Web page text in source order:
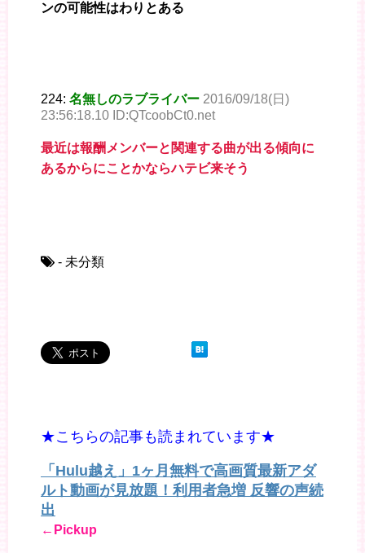
ンの可能性はわりとある
224: 名無しのラブライバー 2016/09/18(日)
23:56:18.10 ID:QTcoobCt0.net
最近は報酬メンバーと関連する曲が出る傾向に
あるからにことかならハテビ来そう
- 未分類
★こちらの記事も読まれています★
「Hulu越え」1ヶ月無料で高画質最新アダ
ルト動画が見放題！利用者急増 反響の声続
出
←Pickup